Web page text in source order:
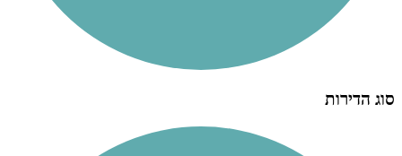
סוג הדירות